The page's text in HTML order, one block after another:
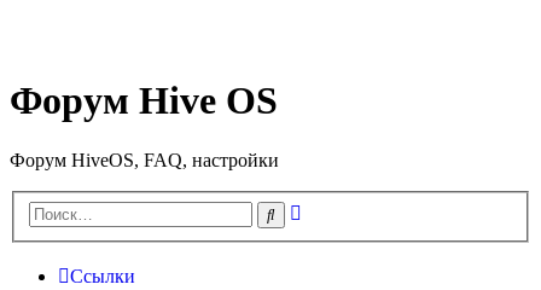
Форум Hive OS
Форум HiveOS, FAQ, настройки
Поиск
Ссылки